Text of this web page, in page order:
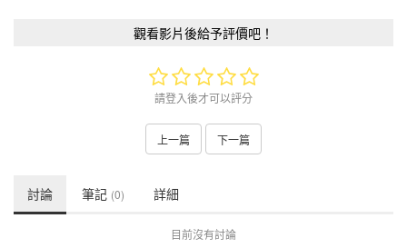
觀看影片後給予評價吧！
請登入後才可以評分
上一篇 下一篇
討論 筆記 (0) 詳細
目前沒有討論